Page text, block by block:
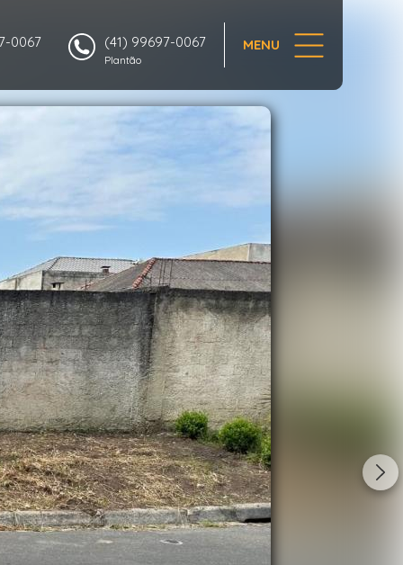
0067 (41) 99697-0067
Plantão
MENU